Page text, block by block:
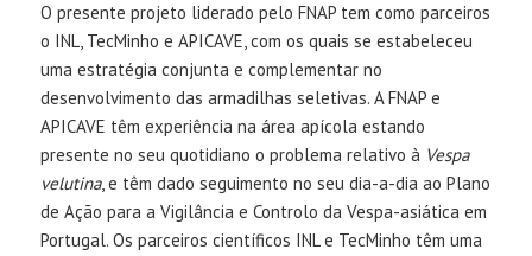
O presente projeto liderado pelo FNAP tem como parceiros
o INL, TecMinho e APICAVE, com os quais se estabeleceu
uma estratégia conjunta e complementar no
desenvolvimento das armadilhas seletivas. A FNAP e
APICAVE têm experiência na área apícola estando
presente no seu quotidiano o problema relativo à Vespa
velutina, e têm dado seguimento no seu dia-a-dia ao Plano
de Ação para a Vigilância e Controlo da Vespa-asiática em
Portugal. Os parceiros científicos INL e TecMinho têm uma